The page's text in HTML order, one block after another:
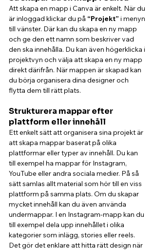
Att skapa en mapp i Canva är enkelt. När du
är inloggad klickar du på “Projekt” i menyn
till vänster. Där kan du skapa en ny mapp
och ge den ett namn som beskriver vad
den ska innehålla. Du kan även högerklicka i
projektvyn och välja att skapa en ny mapp
direkt därifrån. När mappen är skapad kan
du börja organisera dina designer och
flytta dem till rätt plats.
Strukturera mappar efter
plattform eller innehåll
Ett enkelt sätt att organisera sina projekt är
att skapa mappar baserat på olika
plattformar eller typer av innehåll. Du kan
till exempel ha mappar för Instagram,
YouTube eller andra sociala medier. På så
sätt samlas allt material som hör till en viss
plattform på samma plats. Om du skapar
mycket innehåll kan du även använda
undermappar. I en Instagram-mapp kan du
till exempel dela upp innehållet i olika
kategorier som inlägg, stories eller reels.
Det gör det enklare att hitta rätt design när